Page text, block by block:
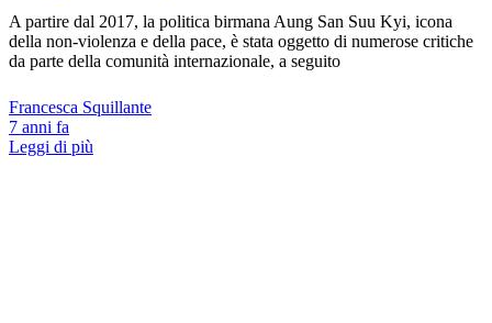
A partire dal 2017, la politica birmana Aung San Suu Kyi, icona
della non-violenza e della pace, è stata oggetto di numerose critiche
da parte della comunità internazionale, a seguito
Francesca Squillante
7 anni fa
Leggi di più